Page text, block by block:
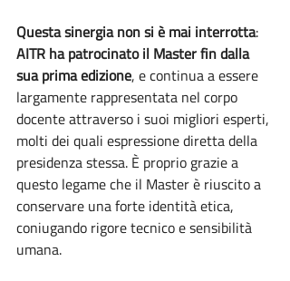
Questa sinergia non si è mai interrotta:
AITR ha patrocinato il Master fin dalla
sua prima edizione, e continua a essere
largamente rappresentata nel corpo
docente attraverso i suoi migliori esperti,
molti dei quali espressione diretta della
presidenza stessa. È proprio grazie a
questo legame che il Master è riuscito a
conservare una forte identità etica,
coniugando rigore tecnico e sensibilità
umana.